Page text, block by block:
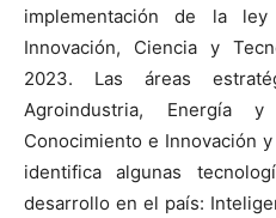
implementación de la
Innovación, Ciencia y
2023. Las áreas
Agroindustria, Energía
Conocimiento e Innovación
identifica algunas
desarrollo en el país: